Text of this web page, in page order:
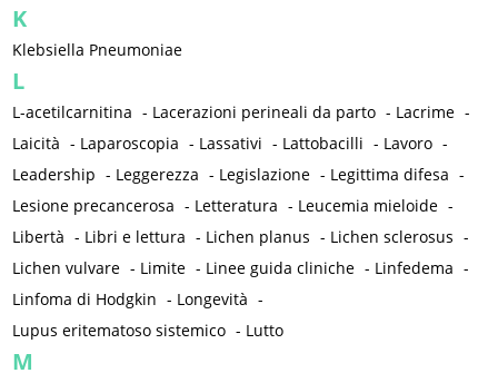
K
Klebsiella Pneumoniae
L
L-acetilcarnitina - Lacerazioni perineali da parto - Lacrime -
Laicità - Laparoscopia - Lassativi - Lattobacilli - Lavoro -
Leadership - Leggerezza - Legislazione - Legittima difesa -
Lesione precancerosa - Letteratura - Leucemia mieloide -
Libertà - Libri e lettura - Lichen planus - Lichen sclerosus -
Lichen vulvare - Limite - Linee guida cliniche - Linfedema -
Linfoma di Hodgkin - Longevità -
Lupus eritematoso sistemico - Lutto
M